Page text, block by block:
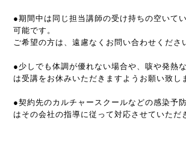
●期間中は同じ担当講師の受け持ちの空いて
可能です。
ご希望の方は、遠慮なくお問い合わせくださ
●少しでも体調が優れない場合や、咳や発熱
は受講をお休みいただきますようお願い致し
●契約先のカルチャースクールなどの感染予
はその会社の指導に従って対応させていただ